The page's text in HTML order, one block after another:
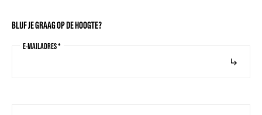
BLIJF JE GRAAG OP DE HOOGTE?
E-MAILADRES*